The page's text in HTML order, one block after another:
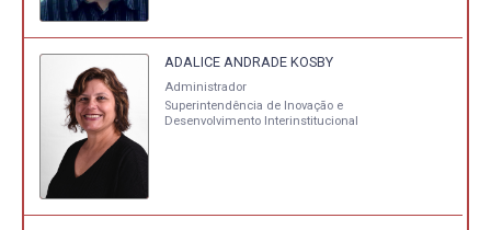
ADALICE ANDRADE KOSBY
Administrador
Superintendência de Inovação e
Desenvolvimento Interinstitucional